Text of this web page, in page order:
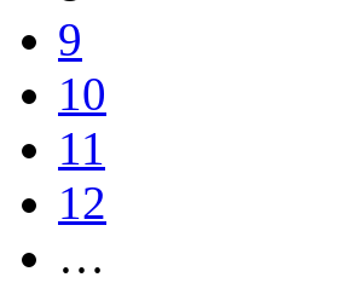
9
10
11
12
…